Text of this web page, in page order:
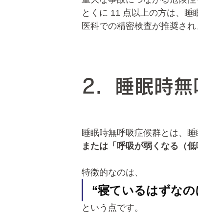
とくに 11 点以上の方は、睡
医科での精密検査が推奨され
2．睡眠時無
睡眠時無呼吸症候群とは、睡
または「呼吸が弱くなる（
特徴的なのは、
“寝ているはずな
という点です。